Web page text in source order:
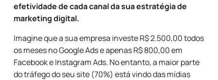
efetividade de cada canal da sua estratégia de
marketing digital.
Imagine que a sua empresa investe R$ 2.500,00 todos
os meses noGoogle Adse apenas R$ 800,00 em
Facebook e Instagram Ads. No entanto, a maior parte
do tráfego do seu site (70%) está vindo das mídias